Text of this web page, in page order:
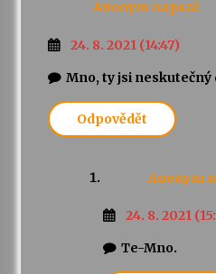
Anonym napsal:
24. 8. 2021 (14:47)
Mno, ty jsi neskutečný
Odpovědět
Anonym
24. 8. 2021
Te-Mno.